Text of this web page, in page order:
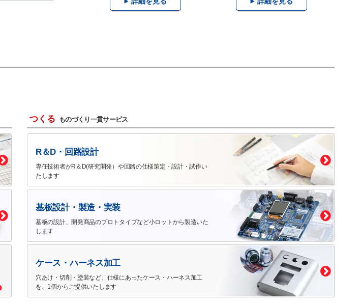
つくる ものづくり一貫サービス
R＆D・回路設計
専任技術者がR＆D(研究開発）や回路の仕様策定・設計・試作い
たします
基板設計・製造・実装
基板の設計、開発商品のプロトタイプなど小ロットから製造いた
します
ケース・ハーネス加工
穴あけ・切削・塗装など、仕様にあったケース・ハーネス加工
を、1個からご提供いたします